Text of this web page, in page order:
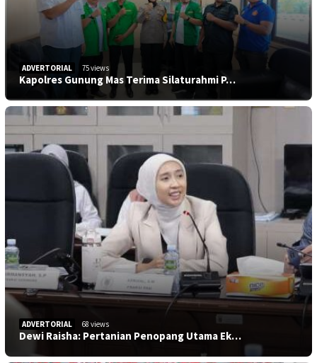
ADVERTORIAL 75 views
Kapolres Gunung Mas Terima Silaturahmi P…
ADVERTORIAL 68 views
Dewi Raisha: Pertanian Penopang Utama Ek…